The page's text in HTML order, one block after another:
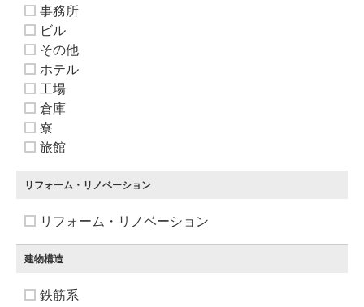
事務所
ビル
その他
ホテル
工場
倉庫
寮
旅館
リフォーム・リノベーション
リフォーム・リノベーション
建物構造
鉄筋系